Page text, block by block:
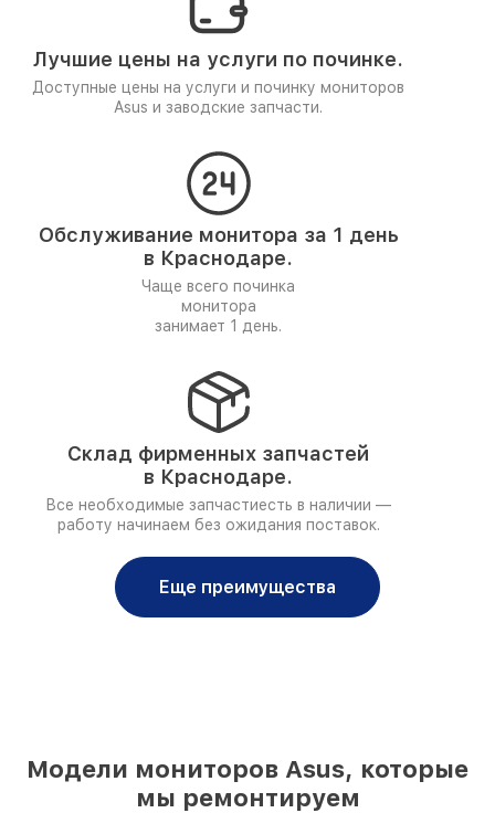
Лучшие цены на услуги по починке.
Доступные цены на услуги и починку мониторов
Asus и заводские запчасти.
Обслуживание монитора за 1 день
в Краснодаре.
Чаще всего починка
монитора
занимает 1 день.
Склад фирменных запчастей
в Краснодаре.
Все необходимые запчастиесть в наличии —
работу начинаем без ожидания поставок.
Еще преимущества
Модели мониторов Asus, которые
мы ремонтируем